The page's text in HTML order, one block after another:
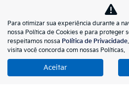
LGPD
LGPD
No trânsito, enxergar
Para otimizar sua experiência durante a
nossa Política de Cookies e para proteger
respeitamos nossa Política de Privacidade
visita você concorda com nossas Políticas.
Aceitar